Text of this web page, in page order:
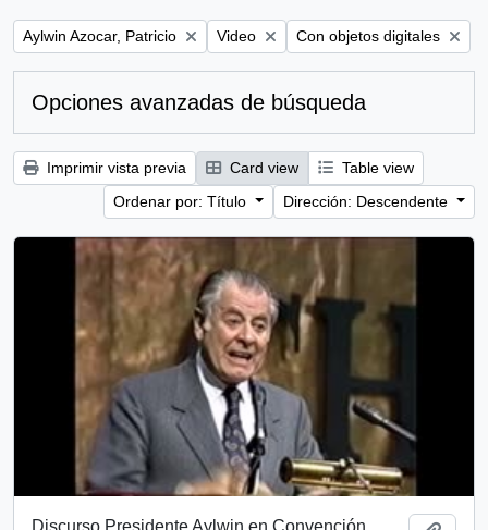
Remove filter:
Aylwin Azocar, Patricio Remove filter:
Video Remove filter:
Con objetos digitales
Opciones avanzadas de búsqueda
Imprimir vista previa Card view
Table view
Ordenar por: Título
Dirección: Descendente
Discurso Presidente Aylwin en Convención